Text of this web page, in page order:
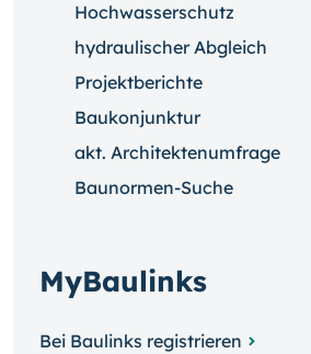
Hochwasserschutz
hydraulischer Abgleich
Projektberichte
Baukonjunktur
akt. Architektenumfrage
Baunormen-Suche
MyBaulinks
Bei Baulinks registrieren